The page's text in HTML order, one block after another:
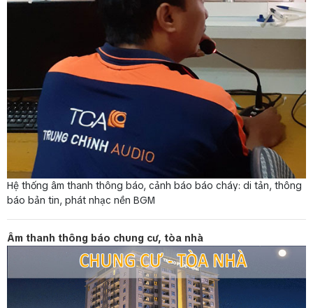
Hệ thống âm thanh thông báo, cảnh báo báo cháy: di tản, thông
báo bản tin, phát nhạc nền BGM
Âm thanh thông báo chung cư, tòa nhà